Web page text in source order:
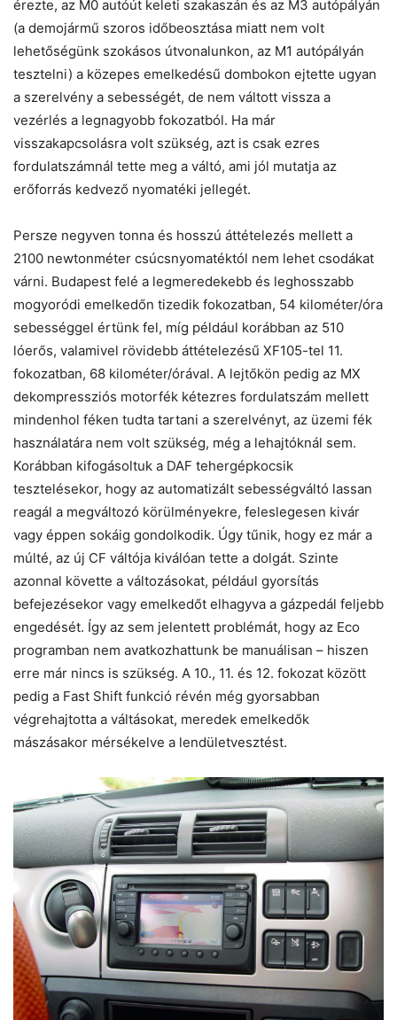
érezte, az M0 autóút keleti szakaszán és az M3 autópályán
(a demojármű szoros időbeosztása miatt nem volt
lehetőségünk szokásos útvonalunkon, az M1 autópályán
tesztelni) a közepes emelkedésű dombokon ejtette ugyan
a szerelvény a sebességét, de nem váltott vissza a
vezérlés a legnagyobb fokozatból. Ha már
visszakapcsolásra volt szükség, azt is csak ezres
fordulatszámnál tette meg a váltó, ami jól mutatja az
erőforrás kedvező nyomatéki jellegét.
Persze negyven tonna és hosszú áttételezés mellett a
2100 newtonméter csúcsnyomatéktól nem lehet csodákat
várni. Budapest felé a legmeredekebb és leghosszabb
mogyoródi emelkedőn tizedik fokozatban, 54 kilométer/óra
sebességgel értünk fel, míg például korábban az 510
lóerős, valamivel rövidebb áttételezésű XF105-tel 11.
fokozatban, 68 kilométer/órával. A lejtőkön pedig az MX
dekompressziós motorfék kétezres fordulatszám mellett
mindenhol féken tudta tartani a szerelvényt, az üzemi fék
használatára nem volt szükség, még a lehajtóknál sem.
Korábban kifogásoltuk a DAF tehergépkocsik
tesztelésekor, hogy az automatizált sebességváltó lassan
reagál a megváltozó körülményekre, feleslegesen kivár
vagy éppen sokáig gondolkodik. Úgy tűnik, hogy ez már a
múlté, az új CF váltója kiválóan tette a dolgát. Szinte
azonnal követte a változásokat, például gyorsítás
befejezésekor vagy emelkedőt elhagyva a gázpedál feljebb
engedését. Így az sem jelentett problémát, hogy az Eco
programban nem avatkozhattunk be manuálisan – hiszen
erre már nincs is szükség. A 10., 11. és 12. fokozat között
pedig a Fast Shift funkció révén még gyorsabban
végrehajtotta a váltásokat, meredek emelkedők
mászásakor mérsékelve a lendületvesztést.